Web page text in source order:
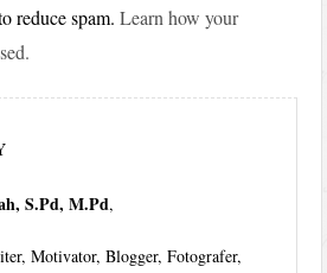
reduce spam.Learn how your
S.Pd, M.Pd,
Motivator, Blogger, Fotografer,